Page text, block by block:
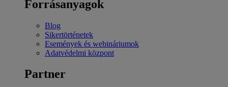
Forrásanyagok
Blog
Sikertörténetek
Események és webináriumok
Adatvédelmi központ
Partner